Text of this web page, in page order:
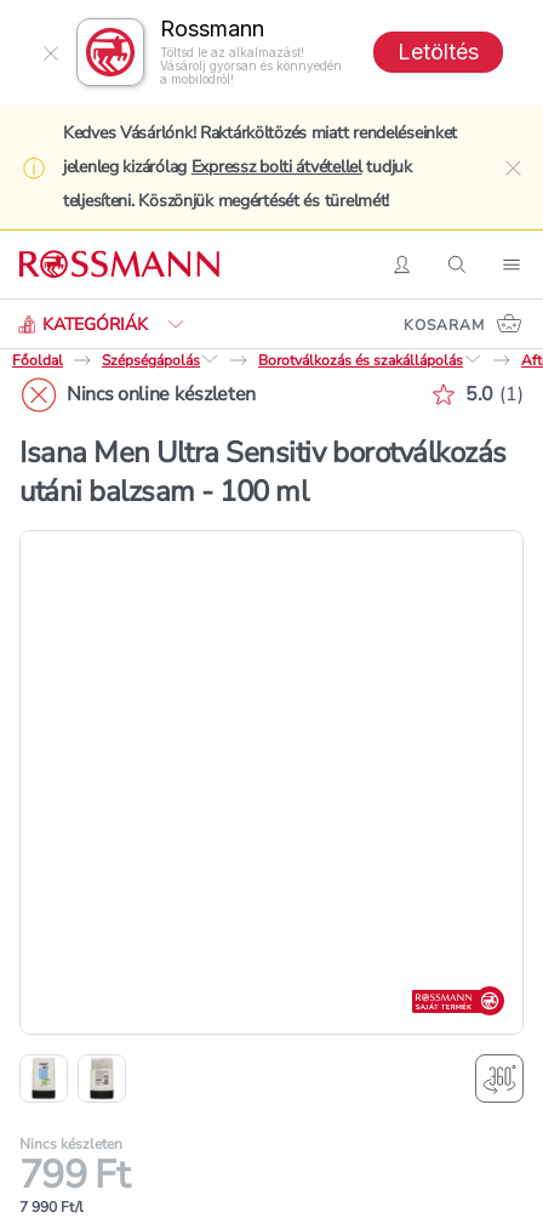
Rossmann
Töltsd le az alkalmazást!
Vásárolj gyorsan és könnyedén
a mobilodról!
Letöltés
Kedves Vásárlónk! Raktárköltözés miatt rendeléseinket
jelenleg kizárólag Expressz bolti átvételleltudjuk
teljesíteni. Köszönjük megértését és türelmét!
BelépésKeresés
KATEGÓRIÁK
Keresés
KOSARAM
Főoldal
Szépségápolás Borotválkozás és szakállápolás
Nincs online készleten 5.0 (1)
Isana Men Ultra Sensitiv borotválkozás
utáni balzsam - 100 ml
Rossmann
Nincs készleten
799 Ft
7 990 Ft/l